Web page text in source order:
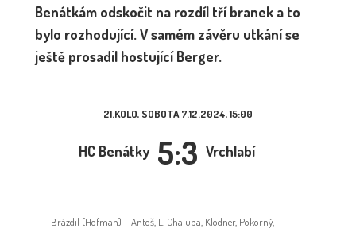
Benátkám odskočit na rozdíl tří branek a to
bylo rozhodující. V samém závěru utkání se
ještě prosadil hostující Berger.
21.KOLO, SOBOTA 7.12.2024, 15:00
HC Benátky 5:3 Vrchlabí
Brázdil (Hofman) – Antoš, L. Chalupa, Klodner, Pokorný,